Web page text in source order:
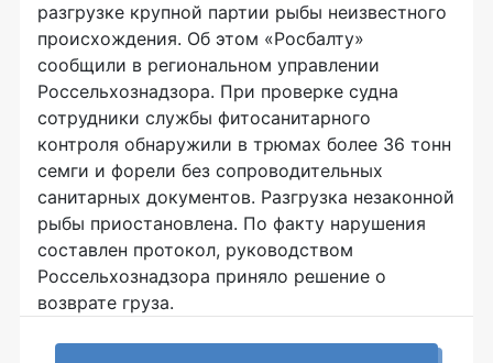
разгрузке крупной партии рыбы неизвестного
происхождения. Об этом «Росбалту»
сообщили в региональном управлении
Россельхознадзора. При проверке судна
сотрудники службы фитосанитарного
контроля обнаружили в трюмах более 36 тонн
семги и форели без сопроводительных
санитарных документов. Разгрузка незаконной
рыбы приостановлена. По факту нарушения
составлен протокол, руководством
Россельхознадзора приняло решение о
возврате груза.